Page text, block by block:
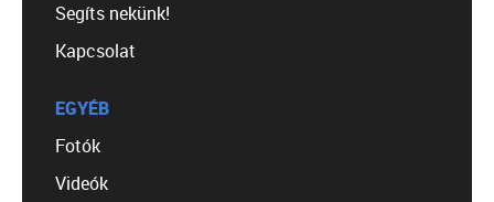
Segíts nekünk!
Kapcsolat
EGYÉB
Fotók
Videók